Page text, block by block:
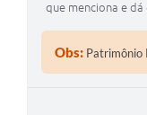
que menciona e dá
Obs: Patrimônio